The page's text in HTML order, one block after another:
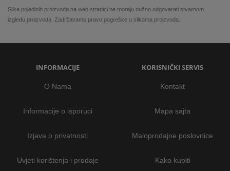
Slike pojedinih proizvoda na web stranici ne moraju nužno odgovarati stvarnom
izgledu proizvoda. Zadržavamo pravo pogreške u slikama proizvoda.
INFORMACIJE
O Nama
Informacije o isporuci
Izjava o privatnosti
Uvjeti korištenja i prodaje
KORISNIČKI SERVIS
Kontakt
Mapa sajta
Maloprodajne poslovnice
Kako kupiti